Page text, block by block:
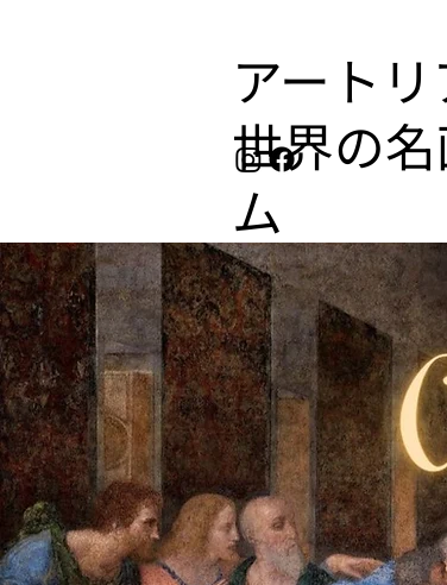
アート
世界の
ム